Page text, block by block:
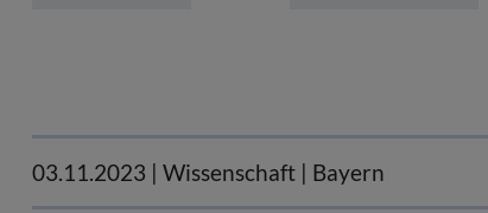
03.11.2023 | Wissenschaft | Bayern